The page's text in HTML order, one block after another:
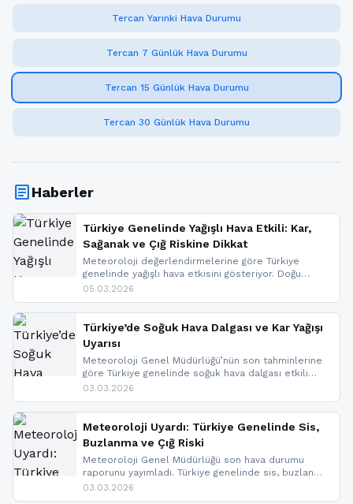
Tercan Yarınki Hava Durumu
Tercan 7 Günlük Hava Durumu
Tercan 15 Günlük Hava Durumu
Tercan 30 Günlük Hava Durumu
articleHaberler
Türkiye Genelinde Yağışlı Hava Etkili: Kar,
Sağanak ve Çığ Riskine Dikkat
Meteoroloji değerlendirmelerine göre Türkiye
genelinde yağışlı hava etkisini gösteriyor. Doğu
bölgelerinde kar yağışı beklenirken Marmara ve
ise çığ tehlikesi bulunuyor. İç kesimlerde sis ve pus
nedeniyle görüş mesafesinde azalma
yaşanabileceği belirtiliyor.
05.03.2026
Türkiye’de Soğuk Hava Dalgası ve Kar Yağışı
Uyarısı
Meteoroloji Genel Müdürlüğü’nün son tahminlerine
göre Türkiye genelinde soğuk hava dalgası etkili
oluyor. Birçok il için kar yağışı ve buzlanma uyarısı
03.03.2026
Meteoroloji Uyardı: Türkiye Genelinde Sis,
Buzlanma ve Çığ Riski
Meteoroloji Genel Müdürlüğü son hava durumu
raporunu yayımladı. Türkiye genelinde sis, buzlanma
ve don beklenirken Doğu Anadolu ve Doğu
03.03.2026